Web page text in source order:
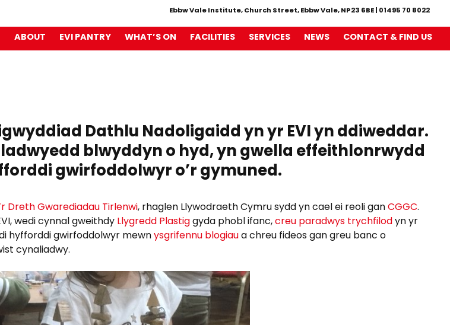
Ebbw Vale Institute, Church Street, Ebbw Vale, NP23 6BE| 01495 70 8022
ABOUT EVI PANTRY WHAT’S ON FACILITIES SERVICES NEWS CONTACT & FIND US
Dathlu Nadoligaidd yn yr EVI yn ddiweddar.
blwyddyn o hyd, yn gwella effeithlonrwydd
gwirfoddolwyr o’r gymuned.
Dreth Gwarediadau Tirlenwi, rhaglen Llywodraeth Cymru sydd yn cael ei reoli ganCGGC.
wedi cynnal gweithdy Llygredd Plastiggyda phobl ifanc,creu paradwys trychfilodyn yr
hyfforddi gwirfoddolwyr mewnysgrifennu blogiaua chreu fideos gan greu banc o
cynaliadwy.